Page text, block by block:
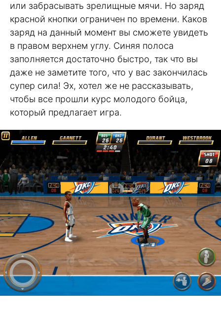
или забрасывать зрелищные мячи. Но заряд
красной кнопки ограничен по времени. Каков
заряд на данный момент вы сможете увидеть
в правом верхнем углу. Синяя полоса
заполняется достаточно быстро, так что вы
даже не заметите того, что у вас закончилась
супер сила! Эх, хотел же не рассказывать,
чтобы все прошли курс молодого бойца,
который предлагает игра.